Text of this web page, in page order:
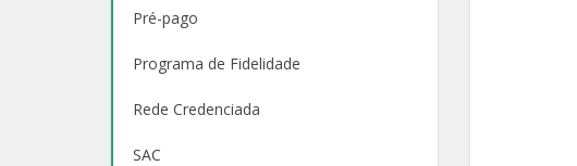
Pré-pago
Programa de Fidelidade
Rede Credenciada
SAC